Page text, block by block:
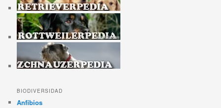
BIODIVERSIDAD
Anfibios